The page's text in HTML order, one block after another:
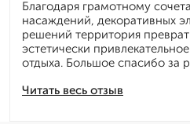
Читать весь отзыв
Благодаря грамотному
насаждений, декоративных
решений территория
эстетически
отдыха. Большое спасибо за